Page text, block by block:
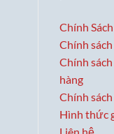
15,500,000₫.Chính
Chính
Chính
hàng
Chính
Hình thức
Liên hệ